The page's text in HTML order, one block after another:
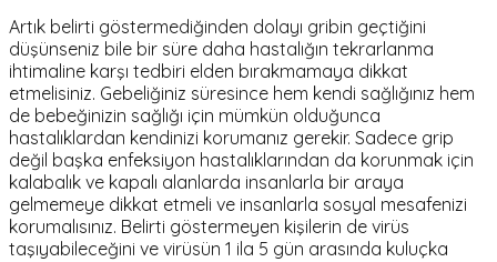
Artık belirti göstermediğinden dolayı gribin geçtiğini
düşünseniz bile bir süre daha hastalığın tekrarlanma
ihtimaline karşı tedbiri elden bırakmamaya dikkat
etmelisiniz. Gebeliğiniz süresince hem kendi sağlığınız hem
de bebeğinizin sağlığı için mümkün olduğunca
hastalıklardan kendinizi korumanız gerekir. Sadece grip
değil başka enfeksiyon hastalıklarından da korunmak için
kalabalık ve kapalı alanlarda insanlarla bir araya
gelmemeye dikkat etmeli ve insanlarla sosyal mesafenizi
korumalısınız. Belirti göstermeyen kişilerin de virüs
taşıyabileceğini ve virüsün 1 ila 5 gün arasında kuluçka